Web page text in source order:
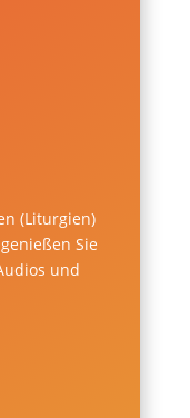
(Liturgien)
Sie
und